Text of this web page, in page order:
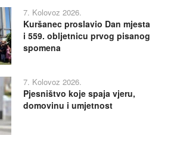
7. Kolovoz 2026.
Kuršanec proslavio Dan mjesta
i 559. obljetnicu prvog pisanog
spomena
7. Kolovoz 2026.
Pjesništvo koje spaja vjeru,
domovinu i umjetnost